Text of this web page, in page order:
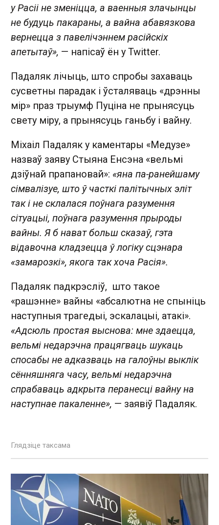
у Расіі не зменіцца, а ваенныя злачынцы
не будуць пакараны, а вайна абавязкова
вернецца з павелічэннем расійскіх
апетытаў», — напісаў ён у Twitter.
Падаляк лічыць, што спробы захаваць
сусветны парадак і ўсталяваць «дрэнны
мір» праз трыумф Пуціна не прынясуць
свету міру, а прынясуць ганьбу і вайну.
Міхаіл Падаляк у каментары «Медузе»
назваў заяву Стыяна Енсэна «вельмі
дзіўнай прапановай»: «яна па-ранейшаму
сімвалізуе, што ў часткі палітычных эліт
так і не склалася поўнага разумення
сітуацыі, поўнага разумення прыроды
вайны. Я б нават больш сказаў, гэта
відавочна кладзецца ў логіку сцэнара
«замарозкі», якога так хоча Расія».
Падаляк падкрэсліў, што такое
«рашэнне» вайны «абсалютна не спыніць
наступныя трагедыі, эскалацыі, атакі».
«Адсюль простая выснова: мне здаецца,
вельмі недарэчна працягваць шукаць
спосабы не адказваць на галоўны выклік
сённяшняга часу, вельмі недарэчна
спрабаваць адкрыта перанесці вайну на
наступнае пакаленне», — заявіў Падаляк.
Глядзіце таксама